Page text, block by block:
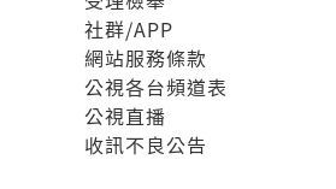
社群/APP
網站服務條款
公視各台頻道表
公視直播
收訊不良公告